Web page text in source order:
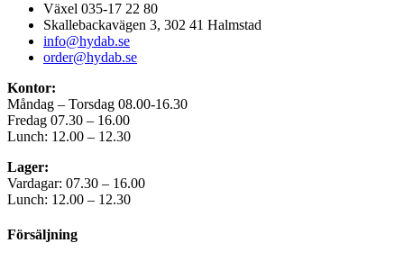
Växel 035-17 22 80
Skallebackavägen 3, 302 41 Halmstad
info@hydab.se
order@hydab.se
Kontor:
Måndag – Torsdag 08.00-16.30
Fredag 07.30 – 16.00
Lunch: 12.00 – 12.30
Lager:
Vardagar: 07.30 – 16.00
Lunch: 12.00 – 12.30
Försäljning